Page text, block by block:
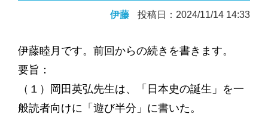
伊藤 投稿日：2024/11/14 14:33
伊藤睦月です。前回からの続きを書きます。
要旨：
（１）岡田英弘先生は、「日本史の誕生」を一
般読者向けに「遊び半分」に書いた。